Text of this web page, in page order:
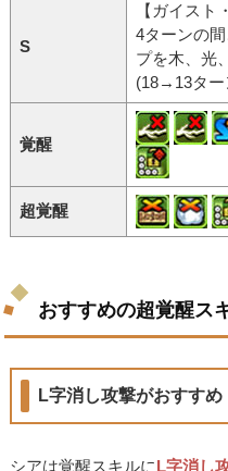
S
【ガイスト
4ターンの
プを木、光
(18→13ター
覚醒
超覚醒
おすすめの超覚醒ス
L字消し攻撃がおすすめ
シアは覚醒スキルにL字消し